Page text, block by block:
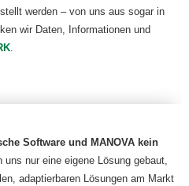
werden – von uns aus sogar in
wir Daten, Informationen und
.
Software und MANOVA kein
uns nur eine eigene Lösung gebaut,
adaptierbaren Lösungen am Markt